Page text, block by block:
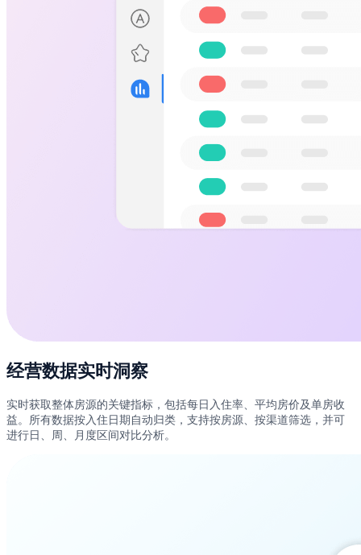
经营数据实时洞察
实时获取整体房源的关键指标，包括每日入住率、平均房价及单房收
益。所有数据按入住日期自动归类，支持按房源、按渠道筛选，并可
进行日、周、月度区间对比分析。